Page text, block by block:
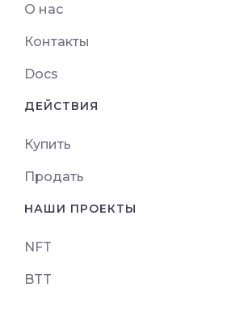
О нас
Контакты
Docs
ДЕЙСТВИЯ
Купить
Продать
НАШИ ПРОЕКТЫ
NFT
BTT